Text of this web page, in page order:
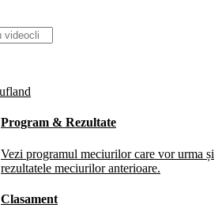
Program & Rezultate
Vezi programul meciurilor care vor urma și
rezultatele meciurilor anterioare.
Clasament